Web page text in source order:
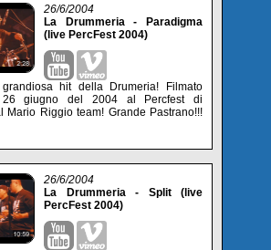
26/6/2004
La Drummeria - Paradigma
(live PercFest 2004)
grandiosa hit della Drumeria! Filmato
giugno del 2004 al Percfest di
Mario Riggio team! Grande Pastrano!!!
26/6/2004
La Drummeria - Split (live
PercFest 2004)